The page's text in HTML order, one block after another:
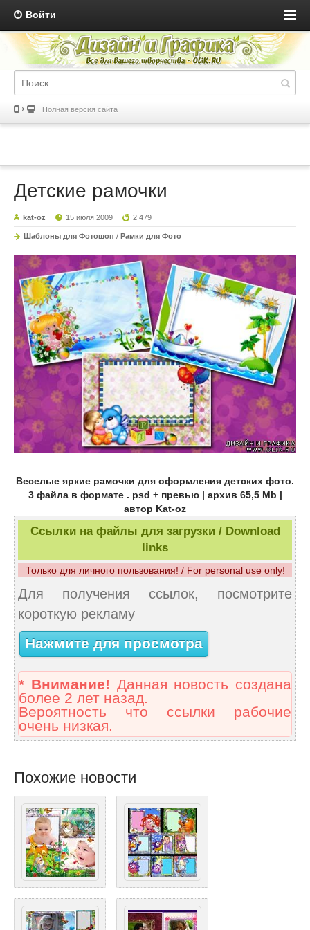
Войти
Полная версия сайта
Детские рамочки
kat-oz 15 июля 2009 2 479
Шаблоны для Фотошоп / Рамки для Фото
Веселые яркие рамочки для оформления детских фото.
3 файла в формате . psd + превью | архив 65,5 Mb |
автор Kat-oz
Ссылки на файлы для загрузки / Download
links
Только для личного пользования! / For personal use only!
Для получения ссылок, посмотрите
короткую рекламу
Нажмите для просмотра
* Внимание! Данная новость создана
более 2 лет назад.
Вероятность что ссылки рабочие
очень низкая.
Похожие новости